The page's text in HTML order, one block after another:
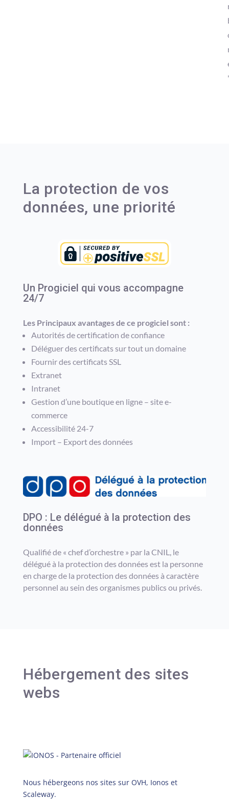
La protection de vos
données, une priorité
Un Progiciel qui vous accompagne
24/7
Les Principaux avantages de ce progiciel sont :
Autorités de certification de confiance
Déléguer des certificats sur tout un domaine
Fournir des certificats SSL
Extranet
Intranet
Gestion d’une boutique en ligne – site e-
commerce
Accessibilité 24-7
Import – Export des données
DPO : Le délégué à la protection des
données
Qualifié de « chef d’orchestre » par la CNIL, le
délégué à la protection des donnéesest la personne
en charge de la protection des données à caractère
personnel au sein des organismes publics ou privés.
Hébergement des sites
webs
Nous hébergeons nos sites sur OVH, Ionos et
Scaleway.